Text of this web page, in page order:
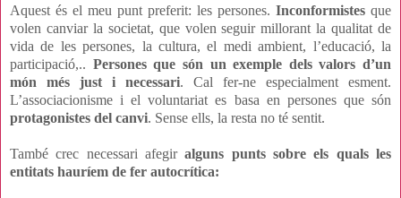
Aquest és el meu punt preferit: les persones. Inconformistes que
volen canviar la societat, que volen seguir millorant la qualitat de
vida de les persones, la cultura, el medi ambient, l’educació, la
participació,.. Persones que són un exemple dels valors d’un
món més just i necessari. Cal fer-ne especialment esment.
L’associacionisme i el voluntariat es basa en persones que són
protagonistes del canvi. Sense ells, la resta no té sentit.
També crec necessari afegiralguns punts sobre els quals les
entitats hauríem de fer autocrítica: